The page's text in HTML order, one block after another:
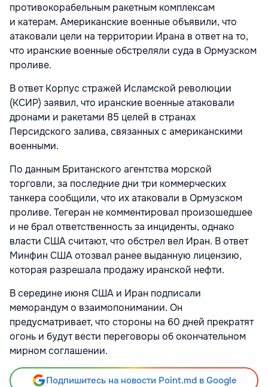
противокорабельным ракетным комплексам
и катерам. Американские военные объявили, что
атаковали цели на территории Ирана в ответ на то,
что иранские военные обстреляли суда в Ормузском
проливе.
В ответ Корпус стражей Исламской революции
(КСИР) заявил, что иранские военные атаковали
дронами и ракетами 85 целей в странах
Персидского залива, связанных с американскими
военными.
По данным Британского агентства морской
торговли, за последние дни три коммерческих
танкера сообщили, что их атаковали в Ормузском
проливе. Тегеран не комментировал произошедшее
и не брал ответственность за инциденты, однако
власти США считают, что обстрел вел Иран. В ответ
Минфин США отозвал ранее выданную лицензию,
которая разрешала продажу иранской нефти.
В середине июня США и Иран подписали
меморандум о взаимопонимании. Он
предусматривает, что стороны на 60 дней прекратят
огонь и будут вести переговоры об окончательном
мирном соглашении.
Подпишитесь на новости Point.md в Google